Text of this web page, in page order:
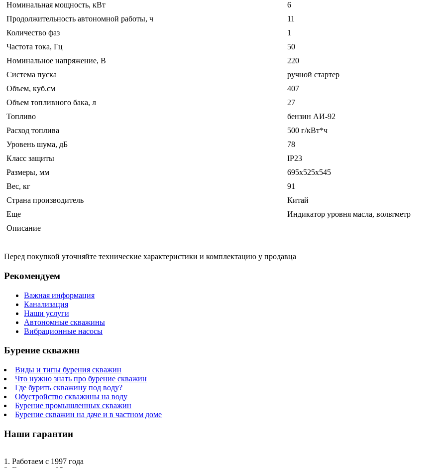
Номинальная мощность, кВт
6
Продолжительность автономной работы, ч
11
Количество фаз
1
Частота тока, Гц
50
Номинальное напряжение, В
220
Система пуска
ручной стартер
Объем, куб.см
407
Объем топливного бака, л
27
Топливо
бензин АИ-92
Расход топлива
500 г/кВт*ч
Уровень шума, дБ
78
Класс защиты
IP23
Размеры, мм
695х525х545
Вес, кг
91
Страна производитель
Китай
Еще
Индикатор уровня масла, вольтметр
Описание
Перед покупкой уточняйте технические характеристики и комплектацию у продавца
Рекомендуем
Важная информация
Канализация
Наши услуги
Автономные скважины
Вибрационные насосы
Бурение скважин
Виды и типы бурения скважин
Что нужно знать про бурение скважин
Где бурить скважину под воду?
Обустройство скважины на воду
Бурение промышленных скважин
Бурение скважин на даче и в частном доме
Наши гарантии
1. Работаем с 1997 года